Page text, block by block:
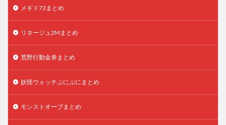
メギド72まとめ
リネージュ2Mまとめ
荒野行動金券まとめ
妖怪ウォッチぷにぷにまとめ
モンストオーブまとめ